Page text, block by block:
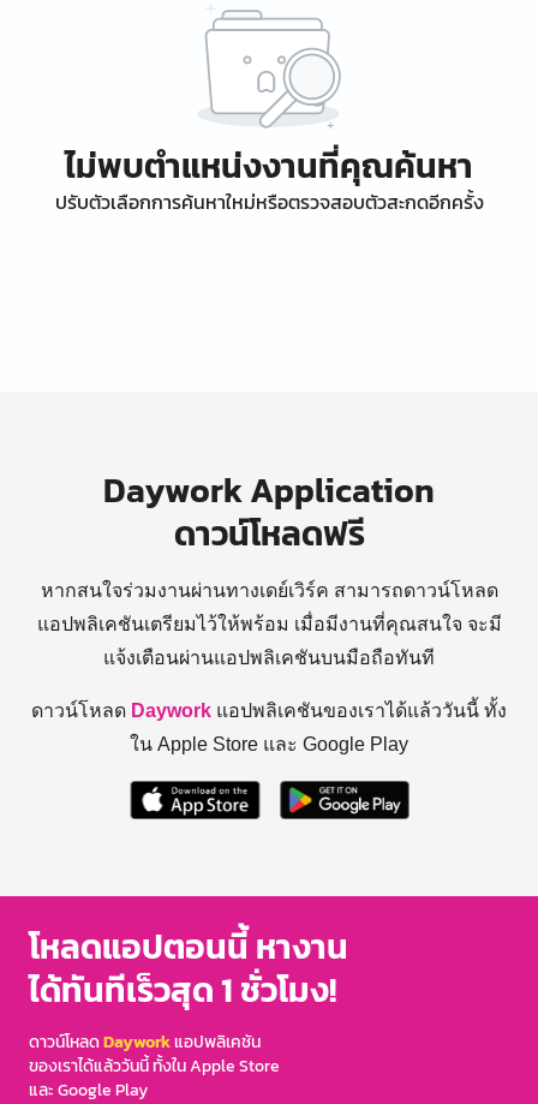
ไม่พบตำแหน่งงานที่คุณค้นหา
ปรับตัวเลือกการค้นหาใหม่หรือตรวจสอบตัวสะกดอีกครั้ง
Daywork Application
ดาวน์โหลดฟรี
หากสนใจร่วมงานผ่านทางเดย์เวิร์ค สามารถดาวน์โหลด
แอปพลิเคชันเตรียมไว้ให้พร้อม เมื่อมีงานที่คุณสนใจ จะมี
แจ้งเตือนผ่านแอปพลิเคชันบนมือถือทันที
ดาวน์โหลด Daywork แอปพลิเคชันของเราได้แล้ววันนี้ ทั้ง
ใน Apple Store และ Google Play
โหลดแอปตอนนี้ หางาน
ได้ทันทีเร็วสุด 1 ชั่วโมง!
ดาวน์โหลดDayworkแอปพลิเคชัน
ของเราได้แล้ววันนี้ ทั้งใน Apple Store
และ Google Play